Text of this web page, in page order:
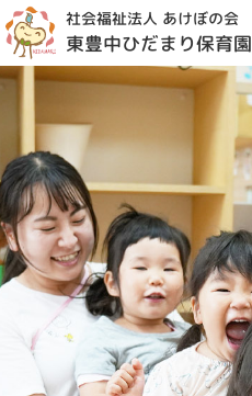
社会福祉法人 あけぼの会
東豊中ひだまり保育園